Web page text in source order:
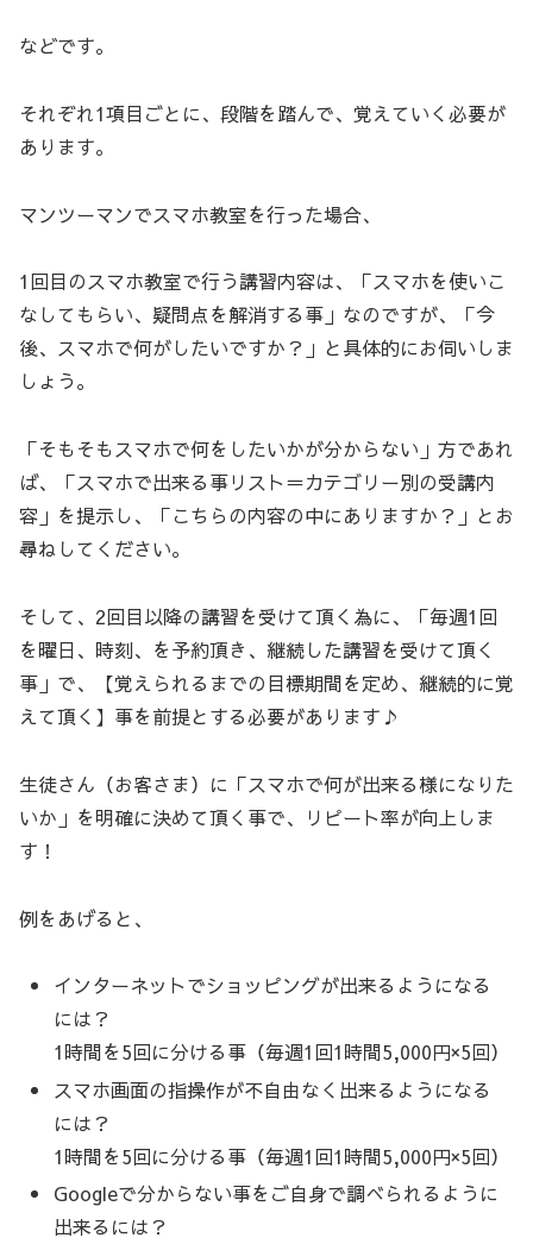
などです。
それぞれ1項目ごとに、段階を踏んで、覚えていく必要が
あります。
マンツーマンでスマホ教室を行った場合、
1回目のスマホ教室で行う講習内容は、「スマホを使いこ
なしてもらい、疑問点を解消する事」なのですが、「今
後、スマホで何がしたいですか？」と具体的にお伺いしま
しょう。
「そもそもスマホで何をしたいかが分からない」方であれ
ば、「スマホで出来る事リスト＝カテゴリー別の受講内
容」を提示し、「こちらの内容の中にありますか？」とお
尋ねしてください。
そして、2回目以降の講習を受けて頂く為に、「毎週1回
を曜日、時刻、を予約頂き、継続した講習を受けて頂く
事」で、【覚えられるまでの目標期間を定め、継続的に覚
えて頂く】事を前提とする必要があります♪
生徒さん（お客さま）に「スマホで何が出来る様になりた
いか」を明確に決めて頂く事で、リピート率が向上しま
す！
例をあげると、
インターネットでショッピングが出来るようになる
には？
1時間を5回に分ける事（毎週1回1時間5,000円×5回）
スマホ画面の指操作が不自由なく出来るようになる
には？
1時間を5回に分ける事（毎週1回1時間5,000円×5回）
Googleで分からない事をご自身で調べられるように
出来るには？